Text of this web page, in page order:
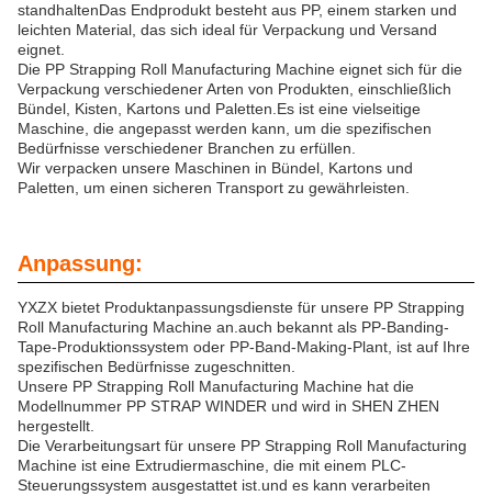
standhaltenDas Endprodukt besteht aus PP, einem starken und
leichten Material, das sich ideal für Verpackung und Versand
eignet.
Die PP Strapping Roll Manufacturing Machine eignet sich für die
Verpackung verschiedener Arten von Produkten, einschließlich
Bündel, Kisten, Kartons und Paletten.Es ist eine vielseitige
Maschine, die angepasst werden kann, um die spezifischen
Bedürfnisse verschiedener Branchen zu erfüllen.
Wir verpacken unsere Maschinen in Bündel, Kartons und
Paletten, um einen sicheren Transport zu gewährleisten.
Anpassung:
YXZX bietet Produktanpassungsdienste für unsere PP Strapping
Roll Manufacturing Machine an.auch bekannt als PP-Banding-
Tape-Produktionssystem oder PP-Band-Making-Plant, ist auf Ihre
spezifischen Bedürfnisse zugeschnitten.
Unsere PP Strapping Roll Manufacturing Machine hat die
Modellnummer PP STRAP WINDER und wird in SHEN ZHEN
hergestellt.
Die Verarbeitungsart für unsere PP Strapping Roll Manufacturing
Machine ist eine Extrudiermaschine, die mit einem PLC-
Steuerungssystem ausgestattet ist.und es kann verarbeiten